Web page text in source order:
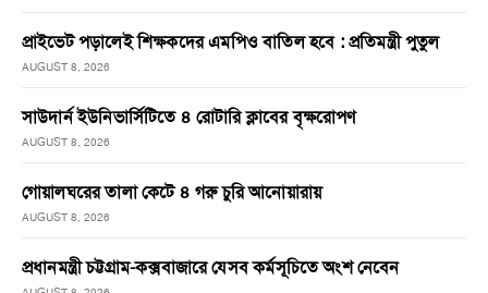
প্রাইভেট পড়ালেই শিক্ষকদের এমপিও বাতিল হবে : প্রতিমন্ত্রী পুতুল
AUGUST 8, 2026
সাউদার্ন ইউনিভার্সিটিতে ৪ রোটারি ক্লাবের বৃক্ষরোপণ
AUGUST 8, 2026
গোয়ালঘরের তালা কেটে ৪ গরু চুরি আনোয়ারায়
AUGUST 8, 2026
প্রধানমন্ত্রী চট্টগ্রাম-কক্সবাজারে যেসব কর্মসূচিতে অংশ নেবেন